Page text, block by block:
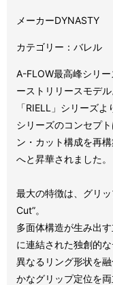
メーカーDYNASTY
カテゴリー：バレル
A-FLOW最高峰シリ
ーストリリースモデル
「RIELL」シリーズ
シリーズのコンセプ
ン・カット構成を再
へと昇華されました。
最大の特徴は、グリ
Cut”。
多面体構造が生み出
に連結された独創的
異なるリング形状を
かなグリップ定位を両